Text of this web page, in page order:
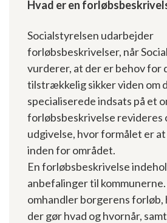
Hvad er en
Socialstyrelsen udarbejder
forløbsbeskrivelser, når
vurderer, at der er behov for
tilstrækkelig sikker viden om
specialiserede indsats på et
forløbsbeskrivelse revideres
udgivelse, hvor formålet er
inden for området.
En forløbsbeskrivelse
anbefalinger til
omhandler borgerens forløb,
der gør hvad og hvornår,